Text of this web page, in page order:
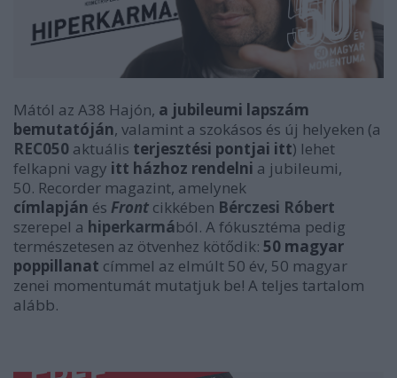
Mától az A38 Hajón, a jubileumi lapszám
bemutatóján, valamint a szokásos és új helyeken (a
REC050 aktuális terjesztési pontjai itt) lehet
felkapni vagy itt házhoz rendelni a jubileumi,
50. Recorder magazint, amelynek
címlapján és Front cikkében Bérczesi Róbert
szerepel a hiperkarmából. A fókusztéma pedig
természetesen az ötvenhez kötődik: 50 magyar
poppillanat címmel az elmúlt 50 év, 50 magyar
zenei momentumát mutatjuk be! A teljes tartalom
alább.